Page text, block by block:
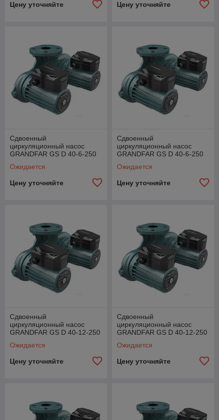
Цену уточняйте Цену уточняйте
Сдвоенный
циркуляционный насос
GRANDFAR GS D 40-6-250
Ожидается
Цену уточняйте
Сдвоенный
циркуляционный насос
GRANDFAR GS D 40-6-250
Ожидается
Цену уточняйте
Сдвоенный
циркуляционный насос
GRANDFAR GS D 40-12-250
Ожидается
Цену уточняйте
Сдвоенный
циркуляционный насос
GRANDFAR GS D 40-12-250
Ожидается
Цену уточняйте